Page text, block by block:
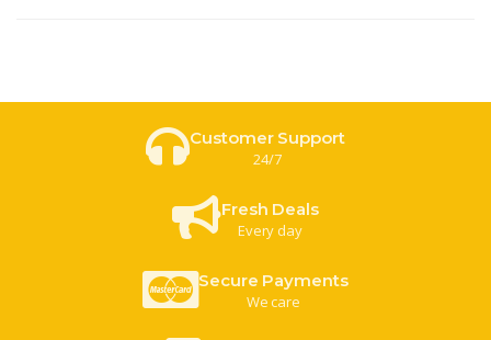
Customer Support
24/7
Fresh Deals
Every day
Secure Payments
We care